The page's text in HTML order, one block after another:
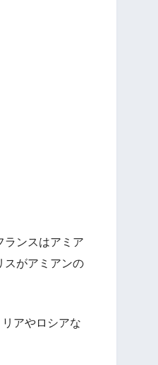
ランスはアミア
スがアミアンの
アやロシアな